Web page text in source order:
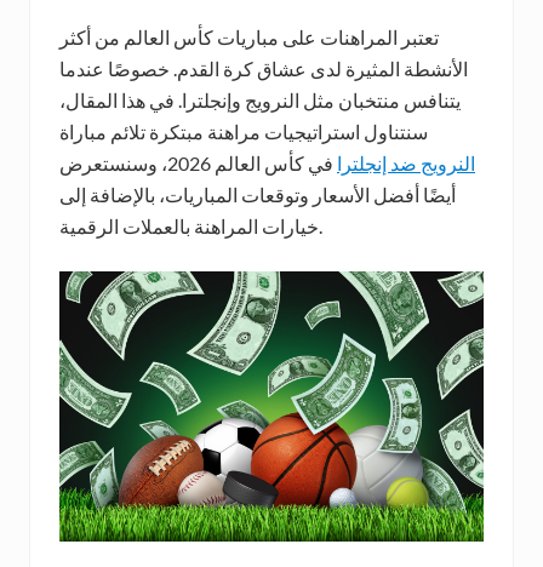
تعتبر المراهنات على مباريات كأس العالم من أكثر
الأنشطة المثيرة لدى عشاق كرة القدم. خصوصًا عندما
يتنافس منتخبان مثل النرويج وإنجلترا. في هذا المقال،
سنتناول استراتيجيات مراهنة مبتكرة تلائم مباراة
النرويج ضد إنجلترا
في كأس العالم 2026، وسنستعرض
أيضًا أفضل الأسعار وتوقعات المباريات، بالإضافة إلى
خيارات المراهنة بالعملات الرقمية.